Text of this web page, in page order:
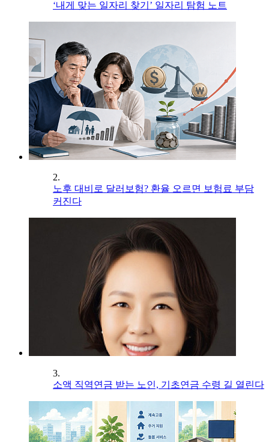
‘내게 맞는 일자리 찾기’ 일자리 탐험 노트
2.
노후 대비로 달러보험? 환율 오르면 보험료 부담
커진다
3.
소액 직역연금 받는 노인, 기초연금 수령 길 열린다